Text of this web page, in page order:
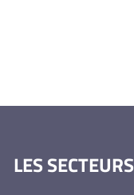
LES SECTEURS